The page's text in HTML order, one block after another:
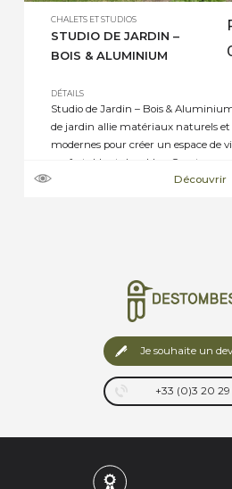
CHALETS ET STUDIOS
STUDIO DE JARDIN –
BOIS & ALUMINIUM
DÉTAILS
Studio de Jardin – Bois &
de jardin allie matériaux naturels
modernes pour créer un espace de
confortable et durable. · Ossature
: solidité et résistance auxDécouvrir
Je souhaite un
+33 (0)3 20